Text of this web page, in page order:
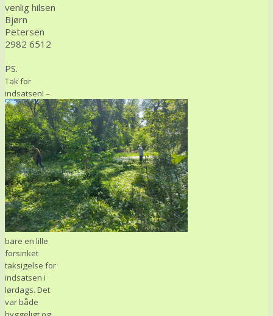
venlig hilsen
Bjørn
Petersen
2982 6512
PS.
Tak for
indsatsen! –
bare en lille
forsinket
taksigelse for
indsatsen i
lørdags. Det
var både